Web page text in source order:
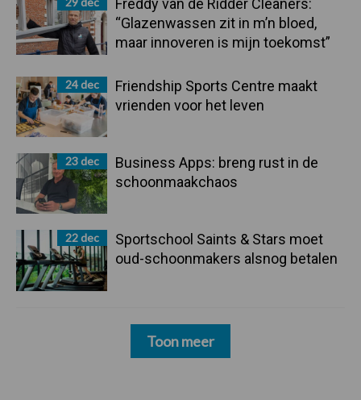
“Glazenwassen zit in m’n bloed,
maar innoveren is mijn toekomst”
24 dec
Friendship Sports Centre maakt
vrienden voor het leven
23 dec
Business Apps: breng rust in de
schoonmaakchaos
22 dec
Sportschool Saints & Stars moet
oud-schoonmakers alsnog betalen
Toon meer